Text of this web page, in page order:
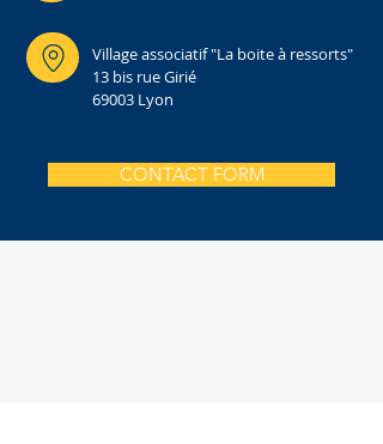
Village associatif "La boite à ressorts"
13 bis rue Girié
69003 Lyon
CONTACT FORM